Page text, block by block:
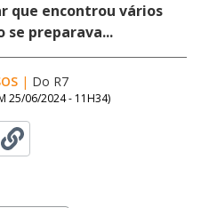
que encontrou vários
se preparava...
| Do R7
25/06/2024 - 11H34)